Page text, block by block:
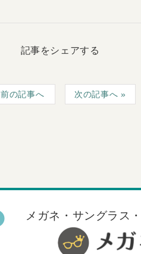
記事をシェアする
前の記事へ 次の記事へ
メガネ・サングラス